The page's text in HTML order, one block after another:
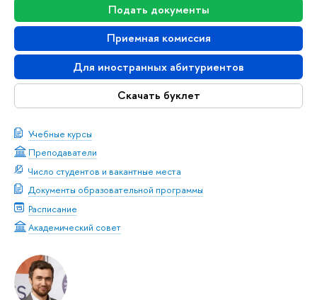
Подать документы
Приемная комиссия
Для иностранных абитуриентов
Скачать буклет
Учебные курсы
Преподаватели
Число студентов и вакантные места
Документы образовательной программы
Расписание
Академический совет